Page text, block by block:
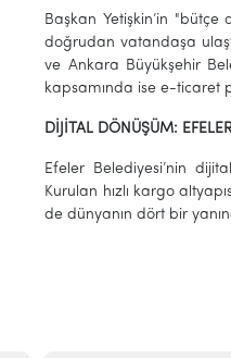
Başkan Yetişkin’in
doğrudan vatandaşa
ve Ankara Büyükşehir
kapsamında ise e-ticaret
DİJİTAL DÖNÜŞÜM:
Efeler Belediyesi’nin
Kurulan hızlı kargo
de dünyanın dört bir